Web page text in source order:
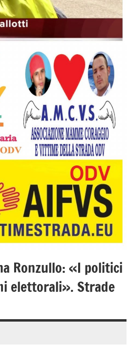
Ronzullo: «I politici
elettorali». Strade